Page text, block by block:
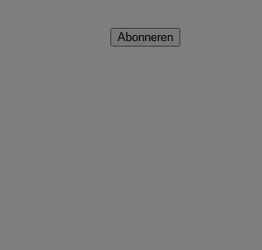
Abonneren